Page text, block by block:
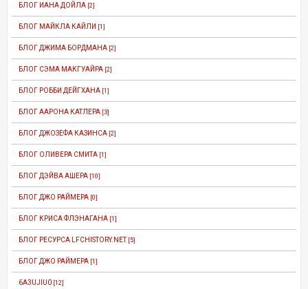
БЛОГ ИАНА ДОЙЛА [2]
БЛОГ МАЙКЛА КАЙЛИ [1]
БЛОГ ДЖИМА БОРДМАНА [2]
БЛОГ СЭМА МАКГУАЙРА [2]
БЛОГ РОББИ ДЕЙГХАНА [1]
БЛОГ ААРОНА КАТЛЕРА [3]
БЛОГ ДЖОЗЕФА КАЗИНСА [2]
БЛОГ ОЛИВЕРА СМИТА [1]
БЛОГ ДЭЙВА АШЕРА [10]
БЛОГ ДЖО РАЙМЕРА [0]
БЛОГ КРИСА ФЛЭНАГАНА [1]
БЛОГ РЕСУРСА LFCHISTORY.NET [5]
БЛОГ ДЖО РАЙМЕРА [1]
6A3UJIU0 [12]